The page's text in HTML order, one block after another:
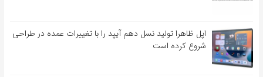
اپل ظاهرا تولید نسل دهم آیپد را با تغییرات عمده در طراحی
شروع کرده است